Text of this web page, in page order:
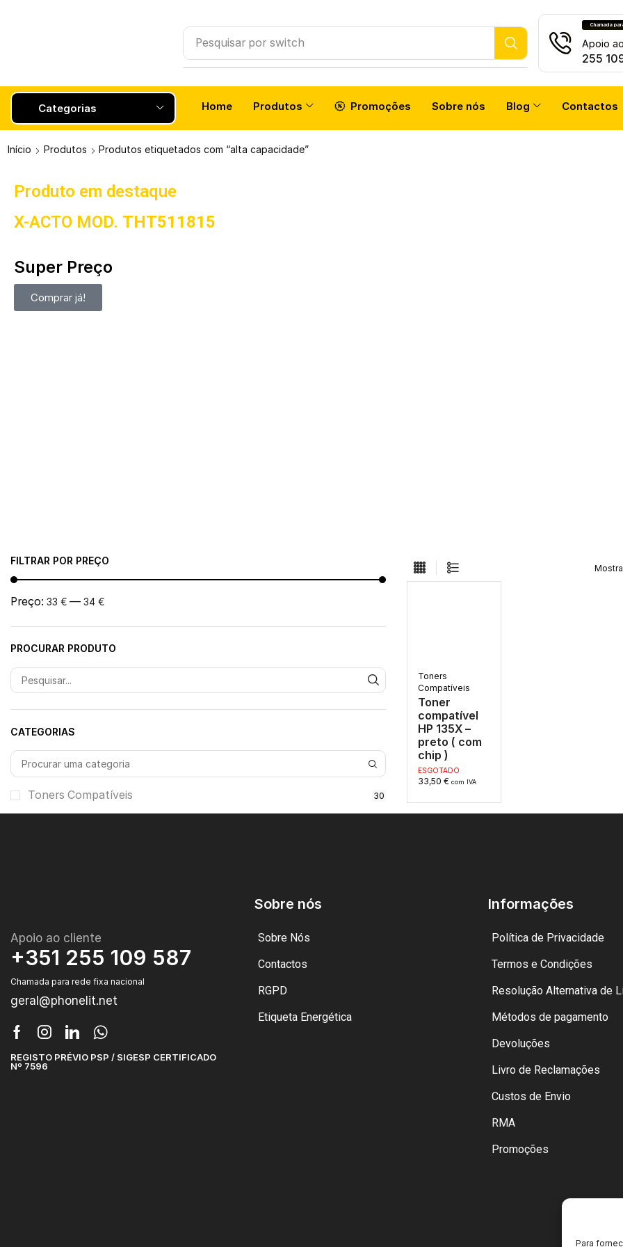
Para
Pesquisar por Smartwatch
Chamada
Apoio
255
Categorias Home Produtos Promoções Sobre nós Blog Contactos
Início Produtos Produtos etiquetados com “alta capacidade”
Produto em destaque
X-ACTO MOD. THT511815
Super Preço
Comprar já!
FILTRAR POR PREÇO
Preço: 33 € — 34 €
PROCURAR PRODUTO
CATEGORIAS
Toners Compatíveis 30
Toners
Compatíveis
Toner
compatível
HP 135X –
preto ( com
chip )
ESGOTADO
33,50 € com IVA
Apoio ao cliente
+351 255 109 587
Chamada para rede fixa nacional
geral@phonelit.net
REGISTO PRÉVIO PSP / SIGESP CERTIFICADO
Nº 7596
Sobre nós
Sobre Nós
Contactos
RGPD
Etiqueta Energética
Informações
Política de Privacidade
Termos e Condições
Resolução Alternativa de
Métodos de pagamento
Devoluções
Livro de Reclamações
Custos de Envio
RMA
Promoções